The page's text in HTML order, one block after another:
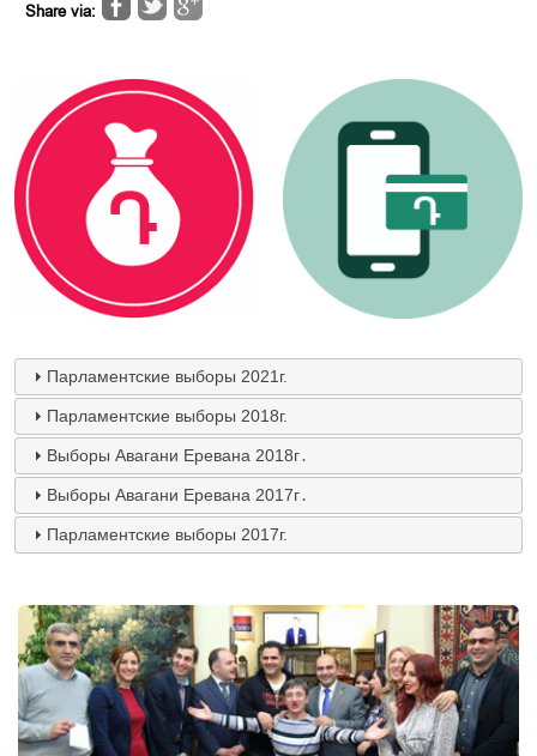
Share via:
Парламентские выборы 2021г.
Парламентские выборы 2018г.
Выборы Авагани Еревана 2018г․
Выборы Авагани Еревана 2017г․
Парламентские выборы 2017г.